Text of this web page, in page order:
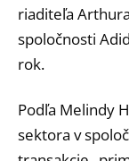
riaditeľa
spoločnosti
rok.
Podľa Melindy
sektora v